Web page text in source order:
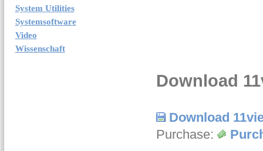
System Utilities
Systemsoftware
Video
Wissenschaft
Download
Download
Purchase: